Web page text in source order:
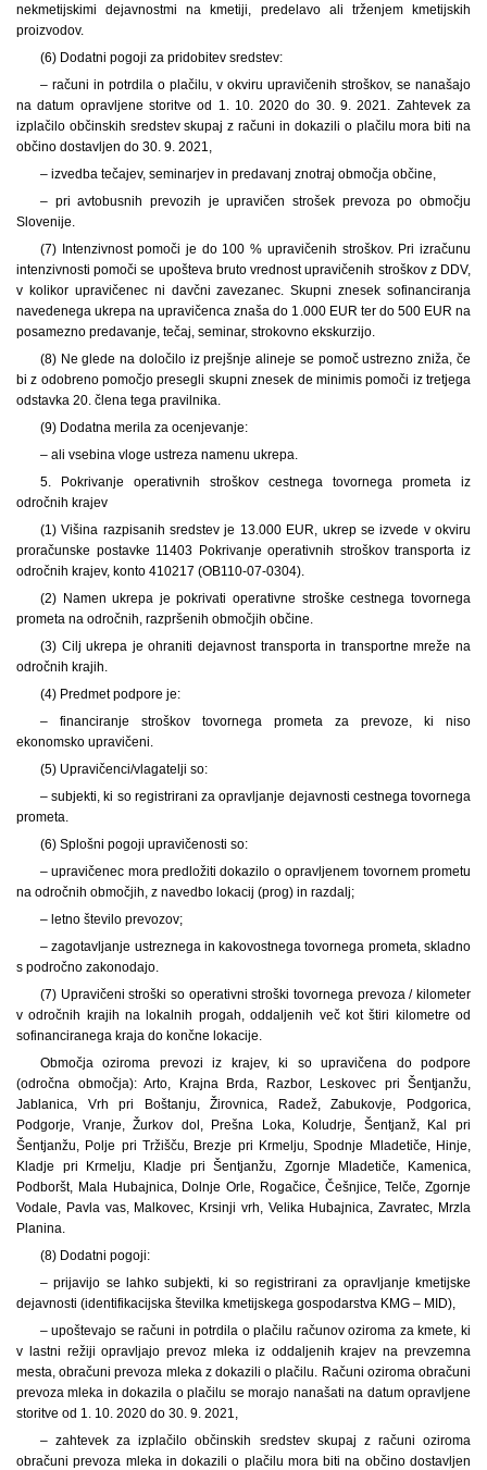
nekmetijskimi dejavnostmi na kmetiji, predelavo ali trženjem kmetijskih
proizvodov.
(6) Dodatni pogoji za pridobitev sredstev:
– računi in potrdila o plačilu, v okviru upravičenih stroškov, se nanašajo
na datum opravljene storitve od 1. 10. 2020 do 30. 9. 2021. Zahtevek za
izplačilo občinskih sredstev skupaj z računi in dokazili o plačilu mora biti na
občino dostavljen do 30. 9. 2021,
– izvedba tečajev, seminarjev in predavanj znotraj območja občine,
– pri avtobusnih prevozih je upravičen strošek prevoza po območju
Slovenije.
(7) Intenzivnost pomoči je do 100 % upravičenih stroškov. Pri izračunu
intenzivnosti pomoči se upošteva bruto vrednost upravičenih stroškov z DDV,
v kolikor upravičenec ni davčni zavezanec. Skupni znesek sofinanciranja
navedenega ukrepa na upravičenca znaša do 1.000 EUR ter do 500 EUR na
posamezno predavanje, tečaj, seminar, strokovno ekskurzijo.
(8) Ne glede na določilo iz prejšnje alineje se pomoč ustrezno zniža, če
bi z odobreno pomočjo presegli skupni znesek de minimis pomoči iz tretjega
odstavka 20. člena tega pravilnika.
(9) Dodatna merila za ocenjevanje:
– ali vsebina vloge ustreza namenu ukrepa.
5. Pokrivanje operativnih stroškov cestnega tovornega prometa iz
odročnih krajev
(1) Višina razpisanih sredstev je 13.000 EUR, ukrep se izvede v okviru
proračunske postavke 11403 Pokrivanje operativnih stroškov transporta iz
odročnih krajev, konto 410217 (OB110-07-0304).
(2) Namen ukrepa je pokrivati operativne stroške cestnega tovornega
prometa na odročnih, razpršenih območjih občine.
(3) Cilj ukrepa je ohraniti dejavnost transporta in transportne mreže na
odročnih krajih.
(4) Predmet podpore je:
– financiranje stroškov tovornega prometa za prevoze, ki niso
ekonomsko upravičeni.
(5) Upravičenci/vlagatelji so:
– subjekti, ki so registrirani za opravljanje dejavnosti cestnega tovornega
prometa.
(6) Splošni pogoji upravičenosti so:
– upravičenec mora predložiti dokazilo o opravljenem tovornem prometu
na odročnih območjih, z navedbo lokacij (prog) in razdalj;
– letno število prevozov;
– zagotavljanje ustreznega in kakovostnega tovornega prometa, skladno
s področno zakonodajo.
(7) Upravičeni stroški so operativni stroški tovornega prevoza / kilometer
v odročnih krajih na lokalnih progah, oddaljenih več kot štiri kilometre od
sofinanciranega kraja do končne lokacije.
Območja oziroma prevozi iz krajev, ki so upravičena do podpore
(odročna območja): Arto, Krajna Brda, Razbor, Leskovec pri Šentjanžu,
Jablanica, Vrh pri Boštanju, Žirovnica, Radež, Zabukovje, Podgorica,
Podgorje, Vranje, Žurkov dol, Prešna Loka, Koludrje, Šentjanž, Kal pri
Šentjanžu, Polje pri Tržišču, Brezje pri Krmelju, Spodnje Mladetiče, Hinje,
Kladje pri Krmelju, Kladje pri Šentjanžu, Zgornje Mladetiče, Kamenica,
Podboršt, Mala Hubajnica, Dolnje Orle, Rogačice, Češnjice, Telče, Zgornje
Vodale, Pavla vas, Malkovec, Krsinji vrh, Velika Hubajnica, Zavratec, Mrzla
Planina.
(8) Dodatni pogoji:
– prijavijo se lahko subjekti, ki so registrirani za opravljanje kmetijske
dejavnosti (identifikacijska številka kmetijskega gospodarstva KMG – MID),
– upoštevajo se računi in potrdila o plačilu računov oziroma za kmete, ki
v lastni režiji opravljajo prevoz mleka iz oddaljenih krajev na prevzemna
mesta, obračuni prevoza mleka z dokazili o plačilu. Računi oziroma obračuni
prevoza mleka in dokazila o plačilu se morajo nanašati na datum opravljene
storitve od 1. 10. 2020 do 30. 9. 2021,
– zahtevek za izplačilo občinskih sredstev skupaj z računi oziroma
obračuni prevoza mleka in dokazili o plačilu mora biti na občino dostavljen